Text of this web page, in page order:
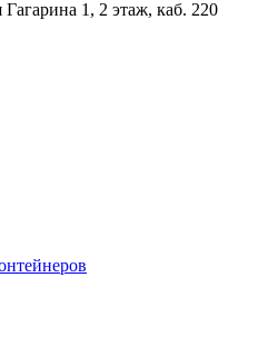
1, 2 этаж, каб. 220